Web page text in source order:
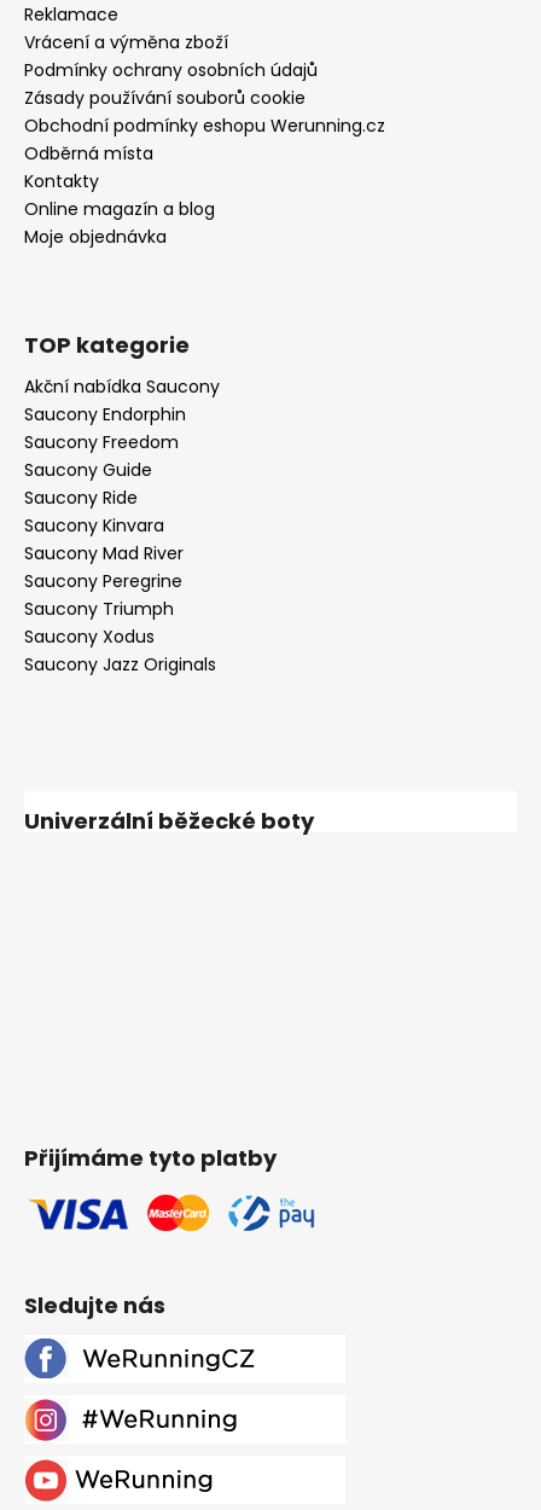
Reklamace
Vrácení a výměna zboží
Podmínky ochrany osobních údajů
Zásady používání souborů cookie
Obchodní podmínky eshopu Werunning.cz
Odběrná místa
Kontakty
Online magazín a blog
Moje objednávka
TOP kategorie
Akční nabídka Saucony
Saucony Endorphin
Saucony Freedom
Saucony Guide
Saucony Ride
Saucony Kinvara
Saucony Mad River
Saucony Peregrine
Saucony Triumph
Saucony Xodus
Saucony Jazz Originals
Univerzální běžecké boty
Přijímáme tyto platby
Sledujte nás